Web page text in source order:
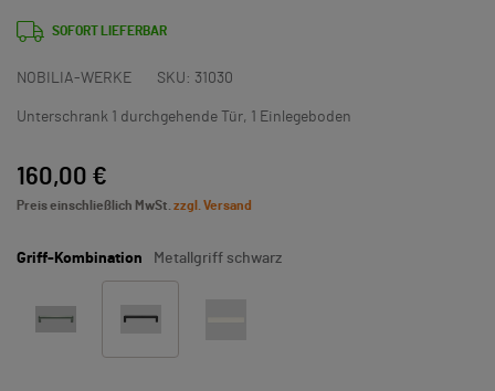
SOFORT LIEFERBAR
NOBILIA-WERKE SKU: 31030
Unterschrank 1 durchgehende Tür, 1 Einlegeboden
160,00 €
Preis einschließlich MwSt. zzgl. Versand
Griff-Kombination Metallgriff schwarz